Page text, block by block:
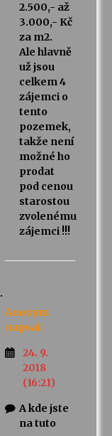
2.500,- až
3.000,- Kč
za m2.
Ale hlavně
už jsou
celkem 4
zájemci o
tento
pozemek,
takže není
možné ho
prodat
pod cenou
starostou
zvolenému
zájemci !!!
Anonym
napsal:
24. 9.
2018
(16:21)
A kde jste
na tuto